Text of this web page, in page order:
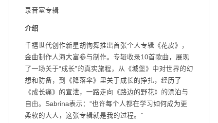
录音室专辑
介绍
千禧世代创作新星胡恂舞推出首张个人专辑《花皮》，
金曲制作人海大富参与制作。专辑收录10首歌曲，展现
了一场关于“成长”的真实旅程，从《城堡》中对世界的幻
想和防备，到《降落伞》里关于成长的挣扎，经历了
《成长痛》的宣泄，一路走向《路边的野花》的漂泊与
自由。Sabrina表示：“也许每个人都在学习如何成为更
柔软的大人，这张专辑就是我的过程。”